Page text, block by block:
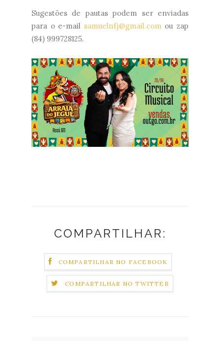
Sugestões de pautas podem ser enviadas
para o e-mail samuelnfj@gmail.comou zap
(84) 999728125.
COMPARTILHAR:
COMPARTILHAR NO FACEBOOK
COMPARTILHAR NO TWITTER